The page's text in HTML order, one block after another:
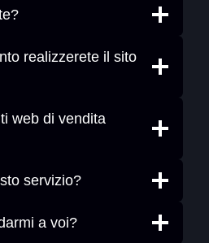
realizzerete il sito
web di vendita
servizio?
a voi?